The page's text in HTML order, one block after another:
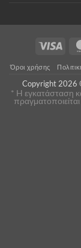
Visa
Όροι χρήσης
Copyright 2026
* H εγκατάσταση